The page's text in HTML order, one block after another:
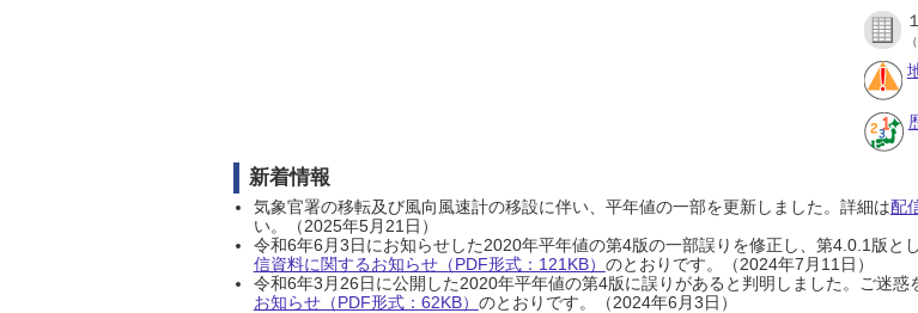
新着情報
気象官署の移転及び風向風速計の移設に伴い、平年値の一部を更新しました。詳細は配
い。（2025年5月21日）
令和6年6月3日にお知らせした2020年平年値の第4版の一部誤りを修正し、第4.0.1版と
信資料に関するお知らせ（PDF形式：121KB） のとおりです。（2024年7月11日）
令和6年3月26日に公開した2020年平年値の第4版に誤りがあると判明しました。ご迷
お知らせ（PDF形式：62KB） のとおりです。（2024年6月3日）